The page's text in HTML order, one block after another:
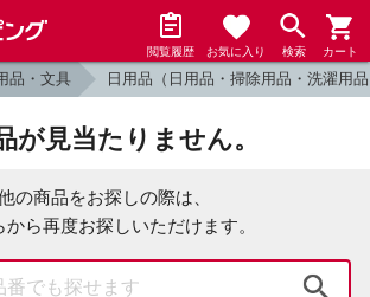
閲覧履歴 お気に入り 検索 カート
品・文具 日用品（日用品・掃除用品・洗濯用
が見当たりません。
の商品をお探しの際は、
から再度お探しいただけます。